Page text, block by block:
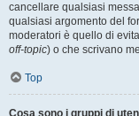
cancellare qualsiasi
qualsiasi argomento del
moderatori è quello di
off-topic) o che scrivano
Top
Cosa sono i gruppi di